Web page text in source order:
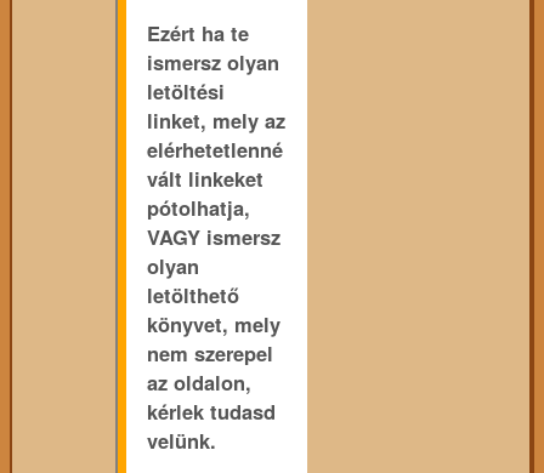
Ezért ha te
ismersz olyan
letöltési
linket, mely az
elérhetetlenné
vált linkeket
pótolhatja,
VAGY ismersz
olyan
letölthető
könyvet, mely
nem szerepel
az oldalon,
kérlek tudasd
velünk.